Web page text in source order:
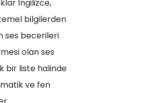
İngilizce,
bilgilerden
ses becerileri
olan ses
bir liste halinde
ve fen